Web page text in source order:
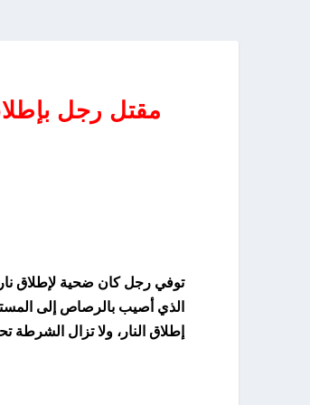
مقتل رجل
توفي رجل كان ضحية لإطلاق
الذي أصيب بالرصاص إلى
إطلاق النار، ولا تزال الشرطة